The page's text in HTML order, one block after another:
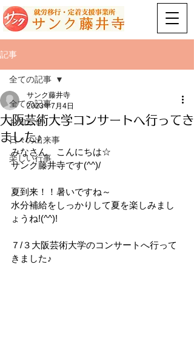
記事
全ての記事
お知らせ
日々の出来事
楽しい行事
全ての記事
大阪芸術大学コンサートへ行ってき
ました♪
サンク藤井寺
2023年7月4日
みなさん　こんにちは☆
サンク藤井寺です(^^)/
夏到来！！暑いですね～
水分補給をしっかりして夏を楽しみまし
ょうね!(^^)!
７/３大阪芸術大学のコンサートへ行って
きました♪